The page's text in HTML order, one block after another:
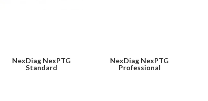
NexDiag NexPTG
Standard
NexDiag NexPTG
Professional